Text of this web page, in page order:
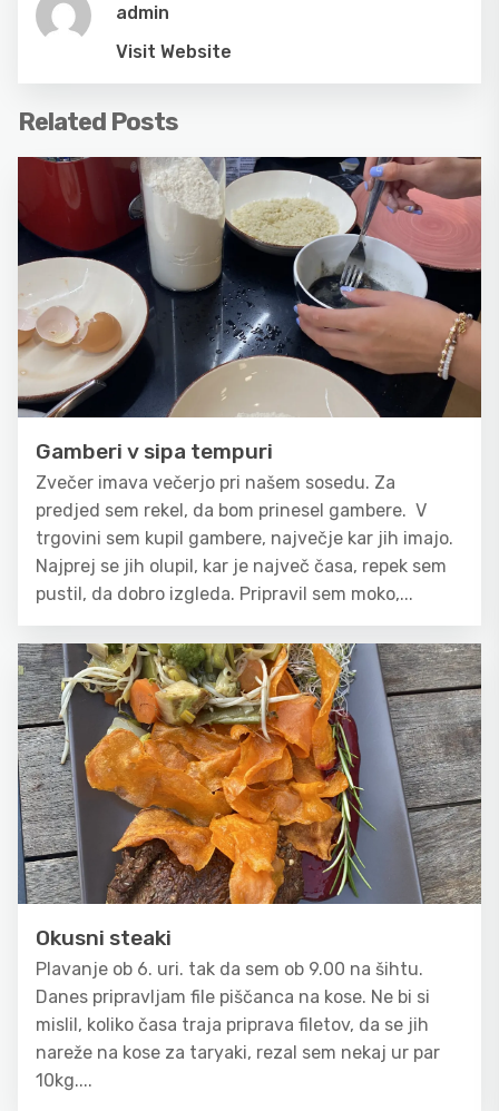
admin
Visit Website
Related Posts
Gamberi v sipa tempuri
Zvečer imava večerjo pri našem sosedu. Za
predjed sem rekel, da bom prinesel gambere. V
trgovini sem kupil gambere, največje kar jih imajo.
Najprej se jih olupil, kar je največ časa, repek sem
pustil, da dobro izgleda. Pripravil sem moko,...
Okusni steaki
Plavanje ob 6. uri. tak da sem ob 9.00 na šihtu.
Danes pripravljam file piščanca na kose. Ne bi si
mislil, koliko časa traja priprava filetov, da se jih
nareže na kose za taryaki, rezal sem nekaj ur par
10kg....